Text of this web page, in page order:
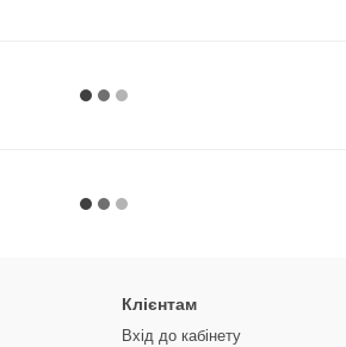
Клієнтам
Вхід до кабінету